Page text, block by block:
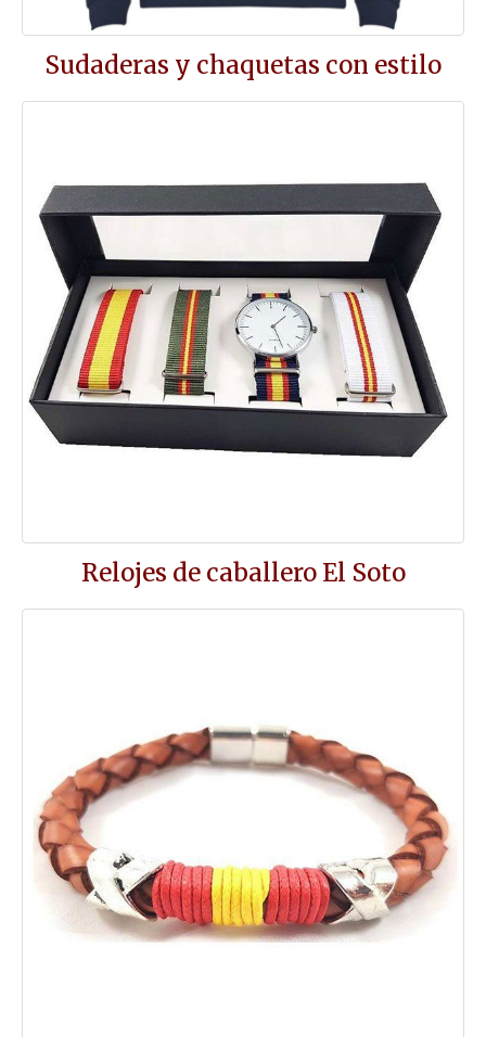
Sudaderas y chaquetas con estilo
Relojes de caballero El Soto